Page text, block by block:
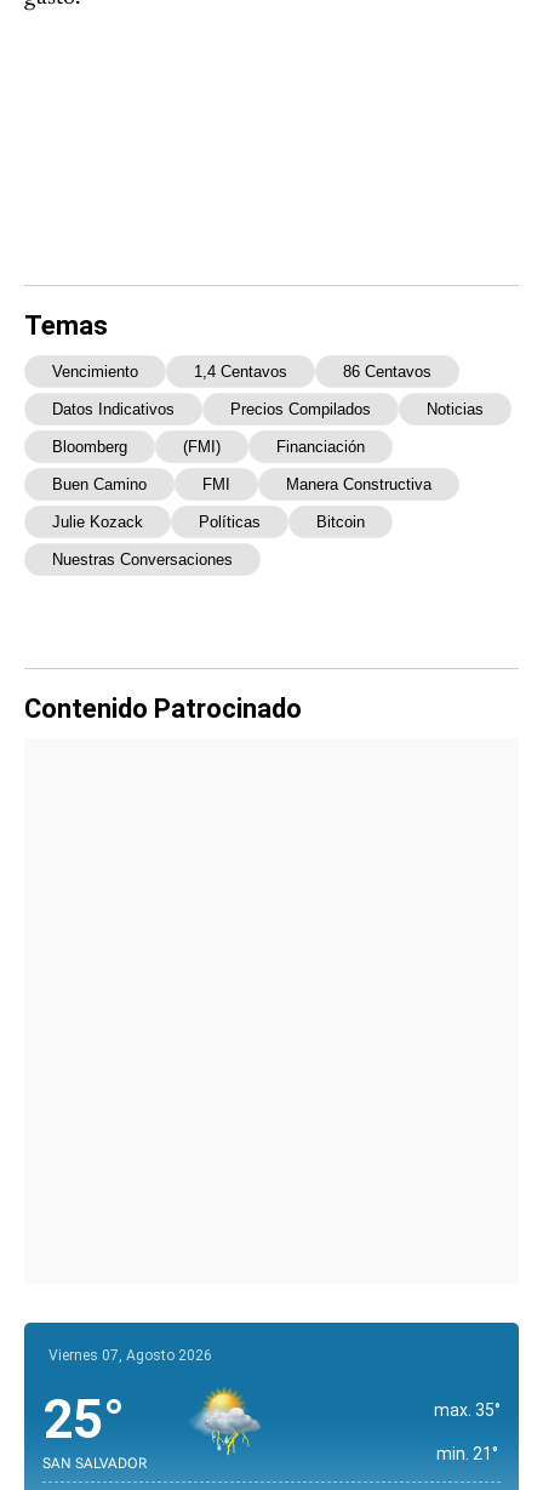
Temas
Vencimiento 1,4 Centavos 86 Centavos
Datos Indicativos Precios Compilados Noticias
Bloomberg (FMI) Financiación
Buen Camino FMI Manera Constructiva
Julie Kozack Políticas Bitcoin
Nuestras Conversaciones
Contenido Patrocinado
Viernes 07, Agosto 2026
25°
SAN SALVADOR
max. 35°
min. 21°